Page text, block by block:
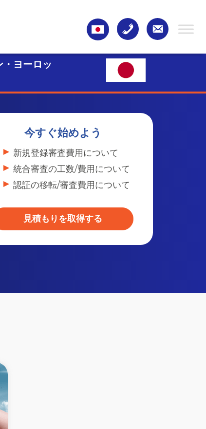
・ヨーロッ
今すぐ始めよう
新規登録審査費用について
統合審査の工数/費用について
認証の移転/審査費用について
見積もりを取得する